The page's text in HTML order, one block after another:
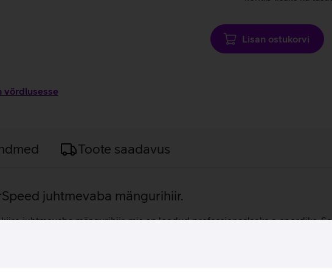
võrdlusesse
Lisan ostukorvi
Toote saadavus
juhtmevaba mängurihiir.
juhtmevaba mängurihiir, mis on loodud professionaalseks e‑spordiks.
ning püsiva kasutusmugavuse ka pikemaajaliste mänguseansside
latentsusega ühenduse. Razer Focus Pro 30K optiline sensor pakub
60 miljonit klikki, tagades pika kasutusea. Lisaks võimaldavad 6